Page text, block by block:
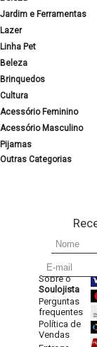
Jardim e Ferramentas
Lazer
Linha Pet
Beleza
Brinquedos
Cultura
Acessório Feminino
Acessório Masculino
Pijamas
Outras Categorias
Sobre o
Soulojista
Perguntas
frequentes
Política de
Vendas